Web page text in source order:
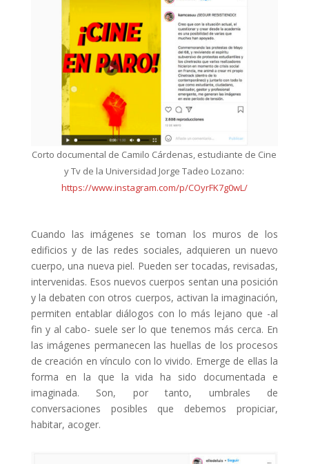
Corto documental de Camilo Cárdenas, estudiante de Cine
y Tv de la Universidad Jorge Tadeo Lozano:
https://www.instagram.com/p/COyrFK7g0wL/
Cuando las imágenes se toman los muros de los
edificios y de las redes sociales, adquieren un nuevo
cuerpo, una nueva piel. Pueden ser tocadas, revisadas,
intervenidas. Esos nuevos cuerpos sentan una posición
y la debaten con otros cuerpos, activan la imaginación,
permiten entablar diálogos con lo más lejano que -al
fin y al cabo- suele ser lo que tenemos más cerca. En
las imágenes permanecen las huellas de los procesos
de creación en vínculo con lo vivido. Emerge de ellas la
forma en la que la vida ha sido documentada e
imaginada. Son, por tanto, umbrales de
conversaciones posibles que debemos propiciar,
habitar, acoger.